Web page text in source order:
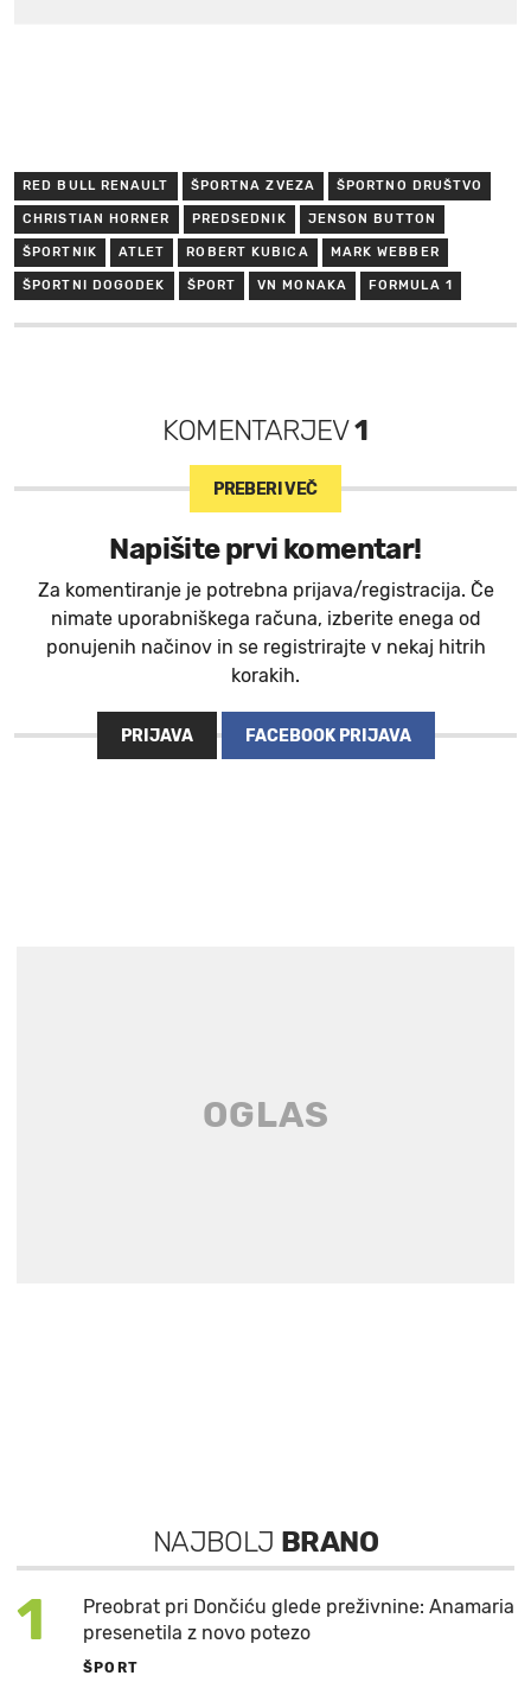
RED BULL RENAULT ŠPORTNA ZVEZA ŠPORTNO DRUŠTVO
CHRISTIAN HORNER PREDSEDNIK JENSON BUTTON
ŠPORTNIK ATLET ROBERT KUBICA MARK WEBBER
ŠPORTNI DOGODEK ŠPORT VN MONAKA FORMULA 1
KOMENTARJEV1
PREBERI VEČ
Napišite prvi komentar!
Za komentiranje je potrebna prijava/registracija. Če
nimate uporabniškega računa, izberite enega od
ponujenih načinov in se registrirajte v nekaj hitrih
korakih.
PRIJAVA FACEBOOK PRIJAVA
NAJBOLJ BRANO
1
Preobrat pri Dončiću glede preživnine: Anamaria
presenetila z novo potezo
ŠPORT